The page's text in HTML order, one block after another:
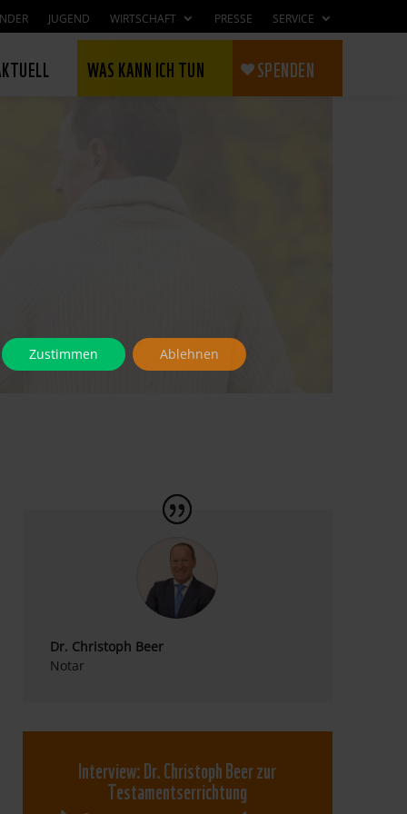
JUGEND WIRTSCHAFT PRESSE SERVICE
WAS KANN ICH TUN SPENDEN
© shutterstock 233357437
Dr. Christoph Beer
Notar
Interview: Dr. Christoph Beer zur
Testamentserrichtung
Zustimmen Ablehnen